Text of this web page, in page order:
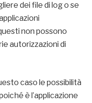
dei file di log o se
non possono
autorizzazioni di
caso le possibilità
è l’applicazione